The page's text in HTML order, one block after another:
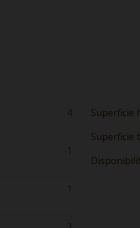
4
1
1
Superficie
Superficie